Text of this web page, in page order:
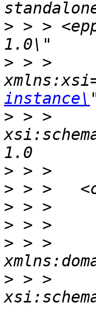
> > >
> > >
instance\
> > >
>
>
>
>
> > >
> > >